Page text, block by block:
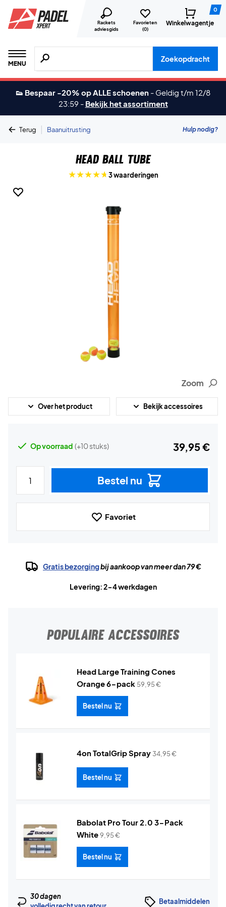
Rackets
adviesgids
Favorieten
(0)
0
Winkelwagentje
MENU
Zoeken naar producten, merken etc.
Zoekopdracht
👟 Bespaar -20% op ALLE schoenen - Geldig t/m 12/8
23:59 - Bekijk het assortiment
Terug | Baanuitrusting Hulp nodig?
Head Ball Tube
3 waarderingen
Zoom
Over het product Bekijk accessoires
Op voorraad (+10 stuks) 39,95 €
Bestel nu
Favoriet
Gratis bezorgingbij aankoop van meer dan 79 €
Levering: 2-4 werkdagen
POPULAIRE ACCESSOIRES
Head Large Training Cones
Orange 6-pack 59,95€
Bestel nu
4on TotalGrip Spray 34,95€
Bestel nu
Babolat Pro Tour 2.0 3-Pack
White9,95€
Bestel nu
30 dagen
Betaalmiddelen